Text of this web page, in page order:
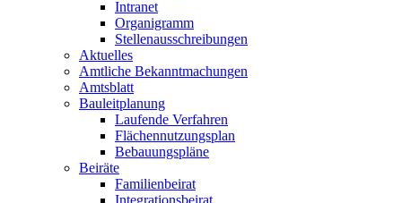
Intranet
Organigramm
Stellenausschreibungen
Aktuelles
Amtliche Bekanntmachungen
Amtsblatt
Bauleitplanung
Laufende Verfahren
Flächennutzungsplan
Bebauungspläne
Beiräte
Familienbeirat
Integrationsbeirat